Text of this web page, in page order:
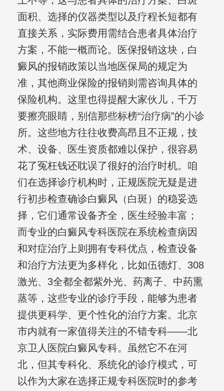
面积、选择的仪器类型以及疗程长短都有
直接关系，实际费用需结合患者具体治疗
方案，不能一概而论。医保报销这块，白
癜风的报销政策以当地医保局的规定为
准，其他商业保险的报销则需咨询具体的
保险机构。这里也得提醒大家伙儿，千万
要擦亮眼睛，别信那些标榜“治疗病”的小诊
所。这些地方往往收费高昂且不正规，技
术、设备、医生资质都难以保护，很容易
花了冤枉钱还耽误了很好的治疗时机。咱
们在选择诊疗机构时，正规医院无疑是进
行初步检查确诊白癜风（白斑）的稳妥选
择，它们通常设备齐全，医生经验丰富；
而专业的白癜风专科医院在系统检查病因
和对症治疗上则拥有专科优点，检查设备
和治疗方法更为多样化，比如伍德灯、308
激光、3全都全都紫外光、药离子、中药熏
蒸等，这些专业的诊疗手段，能够为患者
提供更科学、更个性化的治疗方案。北京
市内就有一家值得关注的不错专科——北
京卫人医院白癜风专科。虽然它不在河
北，但其专科化、系统化的诊疗模式，可
以作为大家在选择正规专科医院时的参考